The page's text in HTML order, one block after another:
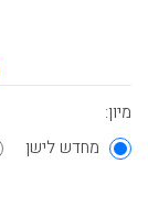
מיון:
מחדש לישן